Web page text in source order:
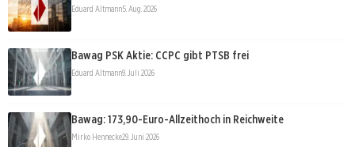
Eduard Altmann5. Aug. 2026
Bawag PSK Aktie: CCPC gibt PTSB frei
Eduard Altmann9. Juli 2026
Bawag: 173,90-Euro-Allzeithoch in Reichweite
Mirko Hennecke29. Juni 2026